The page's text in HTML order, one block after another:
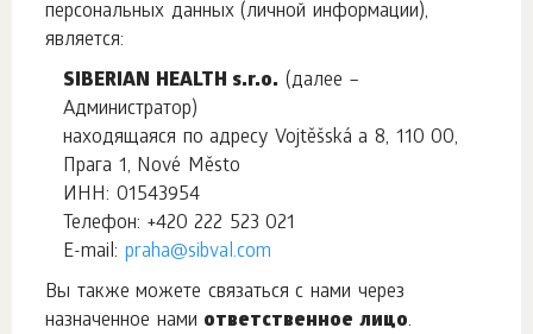
персональных данных (личной информации),
является:
SIBERIAN HEALTH s.r.o. (далее –
Администратор)
находящаяся по адресу Vojtěšská а 8, 110 00,
Прага 1, Nové Město
ИНН: 01543954
Телефон: +420 222 523 021
E-mail: praha@sibval.com
Вы также можете связаться с нами через
назначенное нами ответственное лицо.